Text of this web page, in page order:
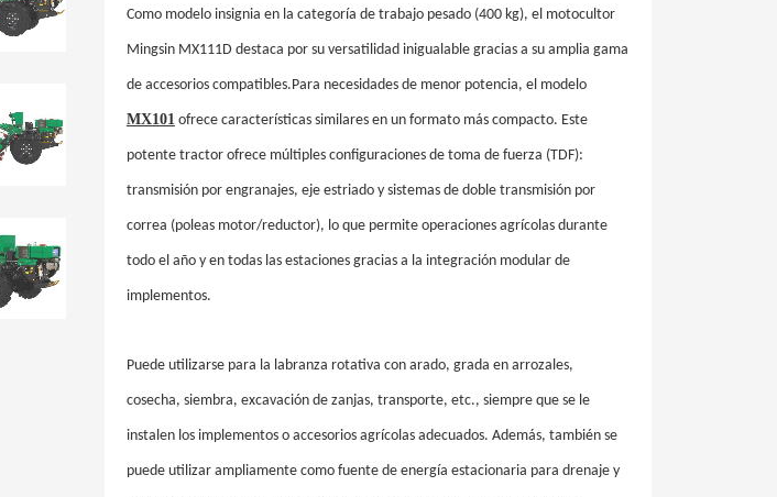
Como modelo insignia en la categoría de trabajo pesado (400 kg), el motocultor
Mingsin MX111D destaca por su versatilidad inigualable gracias a su amplia gama
de accesorios compatibles.Para necesidades de menor potencia, el modelo
MX101ofrece características similares en un formato más compacto. Este
potente tractor ofrece múltiples configuraciones de toma de fuerza (TDF):
transmisión por engranajes, eje estriado y sistemas de doble transmisión por
correa (poleas motor/reductor), lo que permite operaciones agrícolas durante
todo el año y en todas las estaciones gracias a la integración modular de
implementos.
Puede utilizarse para la labranza rotativa con arado, grada en arrozales,
cosecha, siembra, excavación de zanjas, transporte, etc., siempre que se le
instalen los implementos o accesorios agrícolas adecuados. Además, también se
puede utilizar ampliamente como fuente de energía estacionaria para drenaje y